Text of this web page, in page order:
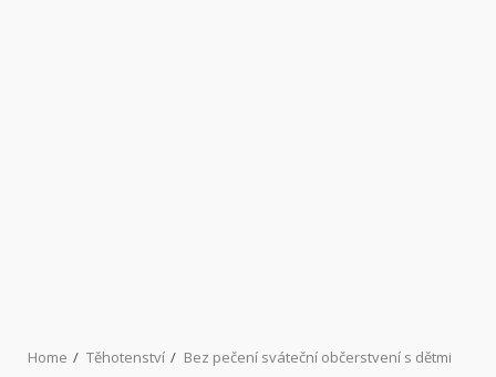
Home Těhotenství Bez pečení sváteční občerstvení s dětmi